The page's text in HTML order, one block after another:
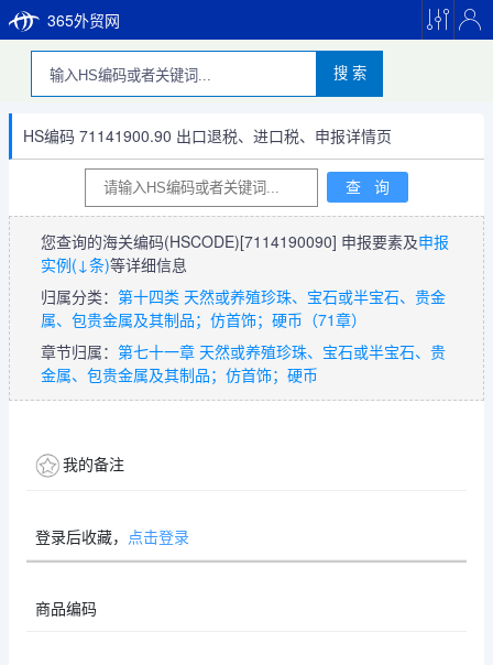
365外贸网
搜 索
HS编码 71141900.90 出口退税、进口税、申报详情页
您查询的海关编码(HSCODE)[7114190090] 申报要素及申报
实例(↓条)等详细信息
归属分类： 第十四类 天然或养殖珍珠、宝石或半宝石、贵金
属、包贵金属及其制品；仿首饰；硬币（71章）
章节归属： 第七十一章 天然或养殖珍珠、宝石或半宝石、贵
金属、包贵金属及其制品；仿首饰；硬币
我的备注
登录后收藏， 点击登录
商品编码